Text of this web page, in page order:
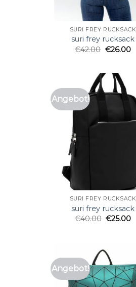
SURI FREY RUCKSACK
suri frey rucksack
€42.00 €26.00
Angebot!
SURI FREY RUCKSACK
suri frey rucksack
€40.00 €25.00
Angebot!